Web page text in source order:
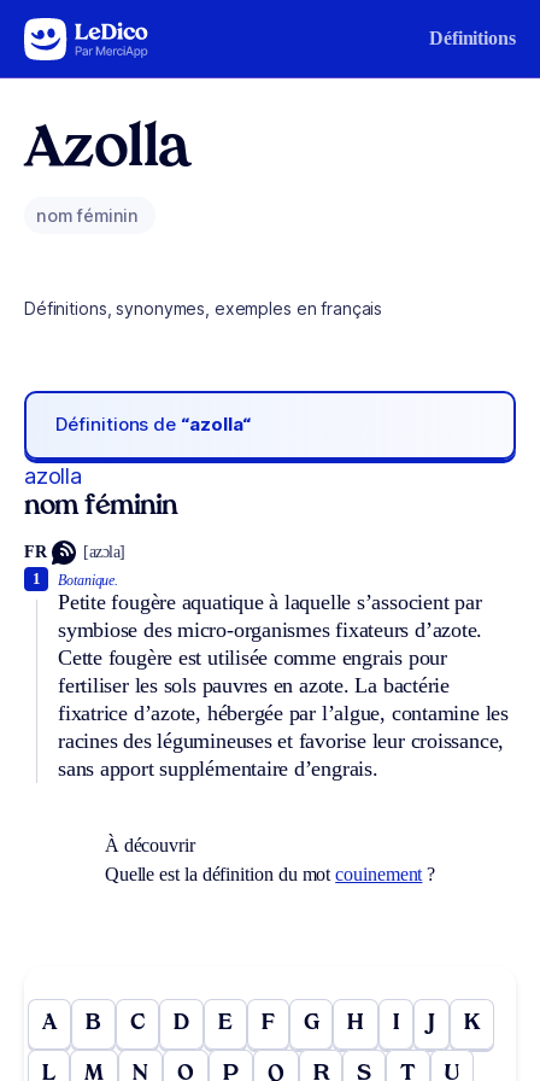
Aller au contenu Définitions
Azolla
nom féminin
Définitions, synonymes, exemples en français
Définitions de “azolla“
azolla
nom féminin
FR [azɔla]
Botanique.
Petite fougère aquatique à laquelle s’associent par
symbiose des micro-organismes fixateurs d’azote.
Cette fougère est utilisée comme engrais pour
fertiliser les sols pauvres en azote. La bactérie
fixatrice d’azote, hébergée par l’algue, contamine les
racines des légumineuses et favorise leur croissance,
sans apport supplémentaire d’engrais.
1
À découvrir
Quelle est la définition du motcouinement ?
A B C D E F G H I J K
L M N O P Q R S T U